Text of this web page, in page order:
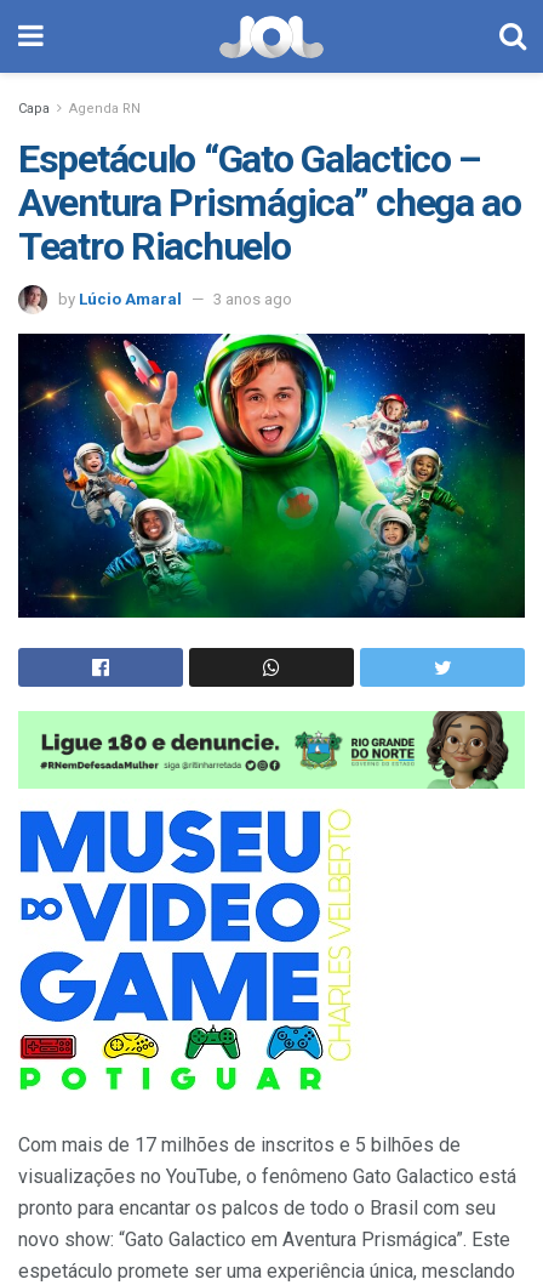
Capa Agenda RN
Espetáculo “Gato Galactico –
Aventura Prismágica” chega ao
Teatro Riachuelo
by Lúcio Amaral 3 anos ago
Com mais de 17 milhões de inscritos e 5 bilhões de
visualizações no YouTube, o fenômeno Gato Galactico está
pronto para encantar os palcos de todo o Brasil com seu
novo show: “Gato Galactico em Aventura Prismágica”. Este
espetáculo promete ser uma experiência única, mesclando